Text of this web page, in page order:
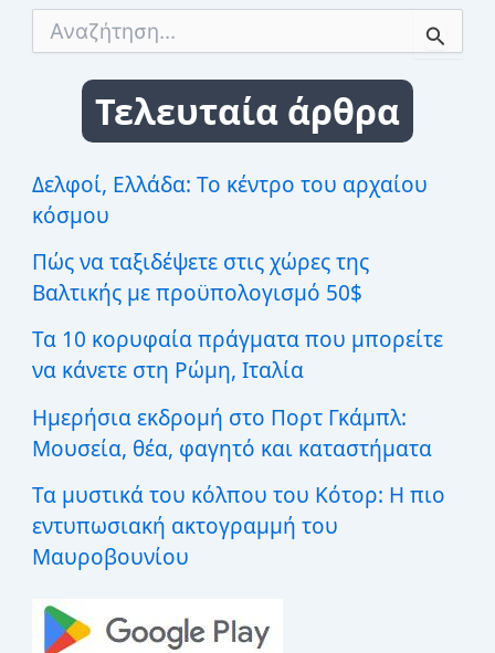
σ
η
γ
α
:
Τελευταία άρθρα
Δελφοί, Ελλάδα: Το κέντρο του αρχαίου
κόσμου
Πώς να ταξιδέψετε στις χώρες της
Βαλτικής με προϋπολογισμό 50$
Τα 10 κορυφαία πράγματα που μπορείτε
να κάνετε στη Ρώμη, Ιταλία
Ημερήσια εκδρομή στο Πορτ Γκάμπλ:
Μουσεία, θέα, φαγητό και καταστήματα
Τα μυστικά του κόλπου του Κότορ: Η πιο
εντυπωσιακή ακτογραμμή του
Μαυροβουνίου